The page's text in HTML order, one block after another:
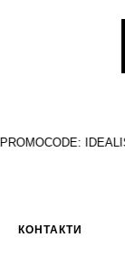
IDEALISM05
КОНТАКТИ